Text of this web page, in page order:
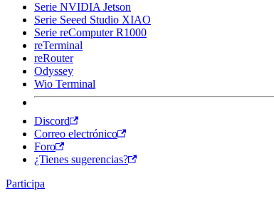
Serie NVIDIA Jetson
Serie Seeed Studio XIAO
Serie reComputer R1000
reTerminal
reRouter
Odyssey
Wio Terminal
Discord
Correo electrónico
Foro
¿Tienes sugerencias?
Participa